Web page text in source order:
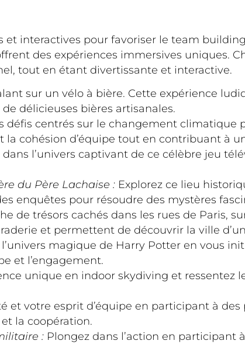
et interactives pour favoriser le team
des expériences immersives uniques.
tout en étant divertissante et interactive.
sur un vélo à bière. Cette expérience
délicieuses bières artisanales.
défis centrés sur le changement climatique
la cohésion d’équipe tout en contribuant à
dans l’univers captivant de ce célèbre jeu
du Père Lachaise : Explorez ce lieu
enquêtes pour résoudre des mystères
de trésors cachés dans les rues de Paris,
et permettent de découvrir la ville
magique de Harry Potter en vous
et l’engagement.
unique en indoor skydiving et ressentez
et votre esprit d’équipe en participant à des
la coopération.
: Plongez dans l’action en participant